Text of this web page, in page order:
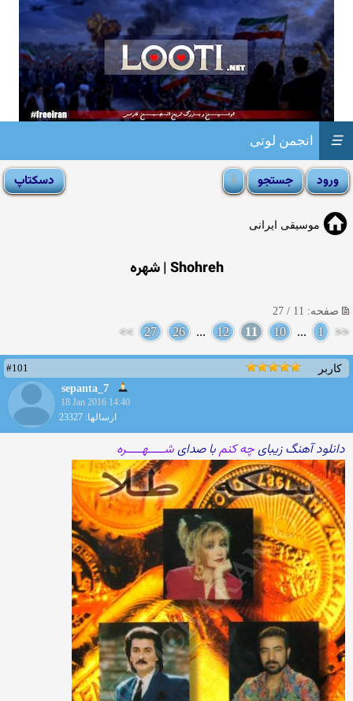
انجمن لوتی ☰
موسیقی ایرانی
Shohreh | شهره
صفحه: 11 / 27
<<
1
...
10
11
12
...
26
27
>>
کاربر
#101
sepanta_7
18 Jan 2016 14:40
ارسالها: 23327
دانلود آهنگ زیبایچه کنمبا صدایشـــــهـــــره